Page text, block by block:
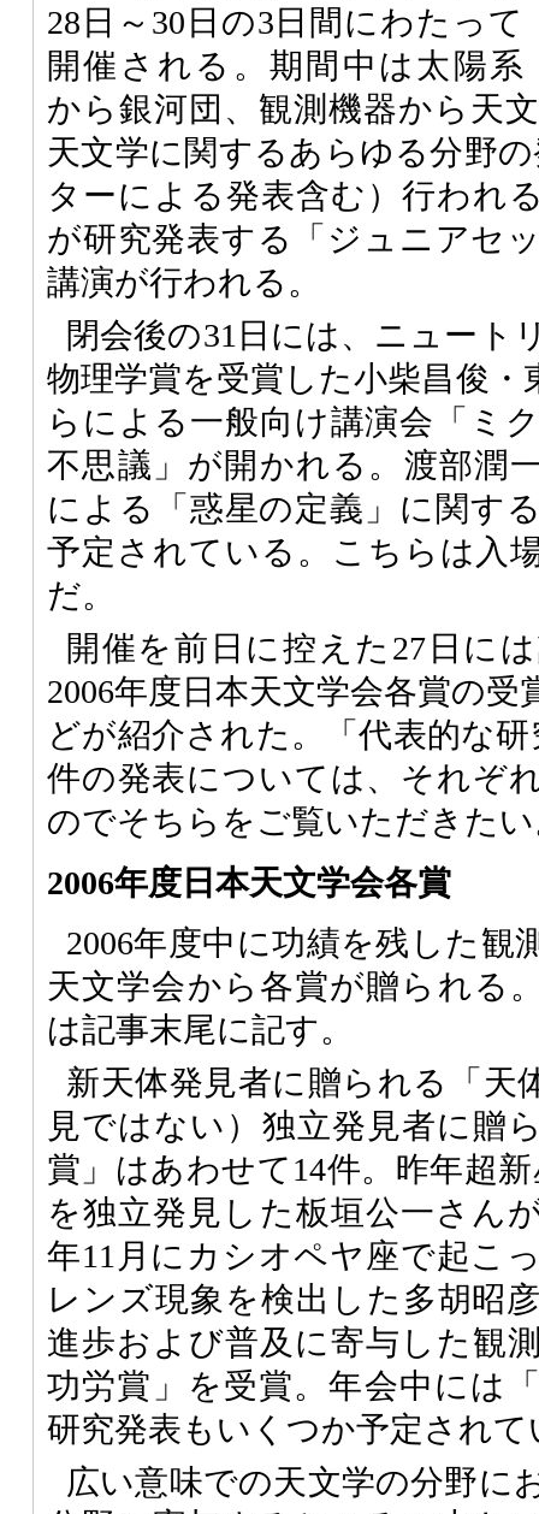
28日～30日の3日間にわたって
開催される。期間中は太陽系
から銀河団、観測機器から天
天文学に関するあらゆる分野
ターによる発表含む）行われ
が研究発表する「ジュニアセ
講演が行われる。
閉会後の31日には、ニュート
物理学賞を受賞した小柴昌俊・
らによる一般向け講演会「ミ
不思議」が開かれる。渡部潤
による「惑星の定義」に関す
予定されている。こちらは入
だ。
開催を前日に控えた27日に
2006年度日本天文学会各賞の
どが紹介された。「代表的な
件の発表については、それぞ
のでそちらをご覧いただきた
2006年度日本天文学会各賞
2006年度中に功績を残した観
天文学会から各賞が贈られる
は記事末尾に記す。
新天体発見者に贈られる「天
見ではない）独立発見者に贈
賞」はあわせて14件。昨年超
を独立発見した板垣公一さん
年11月にカシオペヤ座で起こ
レンズ現象を検出した多胡昭
進歩および普及に寄与した観
功労賞」を受賞。年会中には
研究発表もいくつか予定されて
広い意味での天文学の分野に